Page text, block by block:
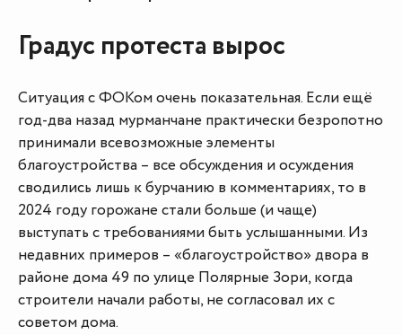
Градус протеста вырос
Ситуация с ФОКом очень показательная. Если ещё
год-два назад мурманчане практически безропотно
принимали всевозможные элементы
благоустройства – все обсуждения и осуждения
сводились лишь к бурчанию в комментариях, то в
2024 году горожане стали больше (и чаще)
выступать с требованиями быть услышанными. Из
недавних примеров – «благоустройство» двора в
районе дома 49 по улице Полярные Зори, когда
строители начали работы, не согласовал их с
советом дома.